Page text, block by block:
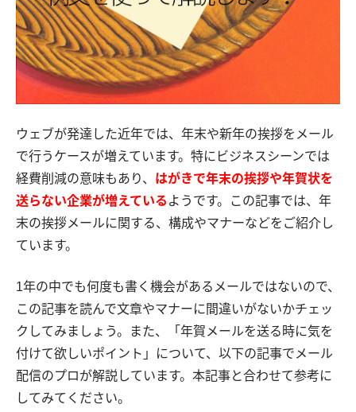
ウェブが発達した近年では、年末や新年の挨拶をメール
で行うケースが増えています。特にビジネスシーンでは
経費削減の意味もあり、 はがきで年末の挨拶や年賀状を
送らない企業が増えている ようです。この記事では、年
末の挨拶メールに関する、構成やマナーなどをご紹介し
ています。
1年の中でも何度も書く機会があるメールではないので、
この記事を読んで文章やマナーに間違いがないかチェッ
クしてみましょう。また、「年賀メールを送る時に気を
付けて欲しいポイント」について、以下の記事でメール
配信のプロが解説しています。本記事と合わせて参考に
してみてください。